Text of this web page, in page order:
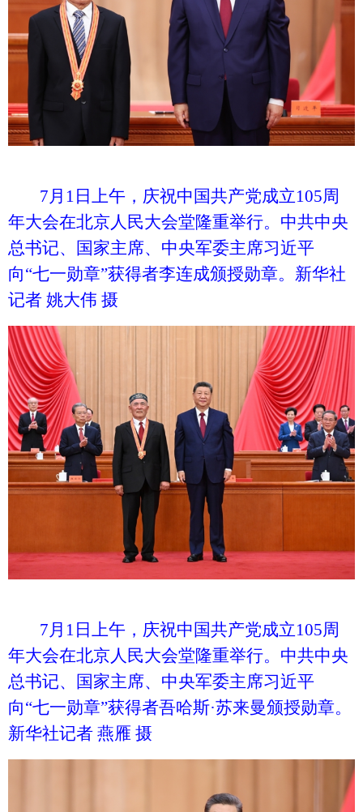
7月1日上午，庆祝中国共产党成立105周
年大会在北京人民大会堂隆重举行。中共中央
总书记、国家主席、中央军委主席习近平
向“七一勋章”获得者李连成颁授勋章。新华社
记者 姚大伟 摄
7月1日上午，庆祝中国共产党成立105周
年大会在北京人民大会堂隆重举行。中共中央
总书记、国家主席、中央军委主席习近平
向“七一勋章”获得者吾哈斯·苏来曼颁授勋章。
新华社记者 燕雁 摄